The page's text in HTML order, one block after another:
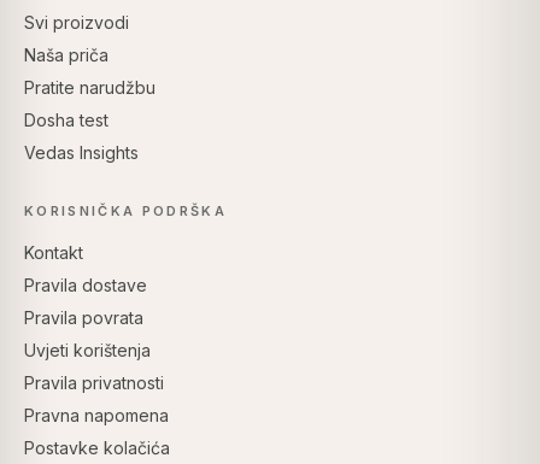
Svi proizvodi
Naša priča
Pratite narudžbu
Dosha test
Vedas Insights
KORISNIČKA PODRŠKA
Kontakt
Pravila dostave
Pravila povrata
Uvjeti korištenja
Pravila privatnosti
Pravna napomena
Postavke kolačića